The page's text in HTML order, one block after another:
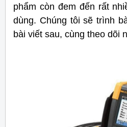
phẩm còn đem đến rất
dùng. Chúng tôi sẽ trình
bài viết sau, cùng theo dõi